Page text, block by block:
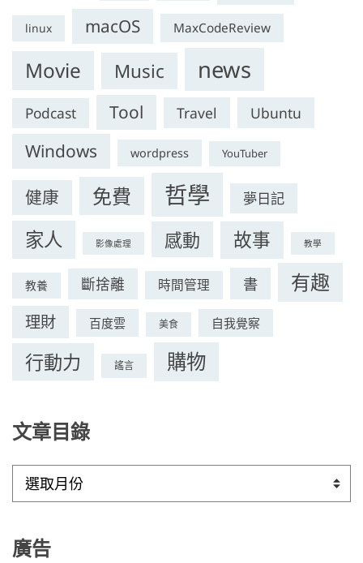
linux macOS MaxCodeReview
Movie Music news
Podcast Tool Travel Ubuntu
Windows wordpress YouTuber
健康 免費 哲學 夢日記
家人 影像處理 感動 故事 教學
教養 斷捨離 時間管理 書 有趣
理財 百度雲 美食 自我覺察
行動力 謠言 購物
文章目錄
目
廣告